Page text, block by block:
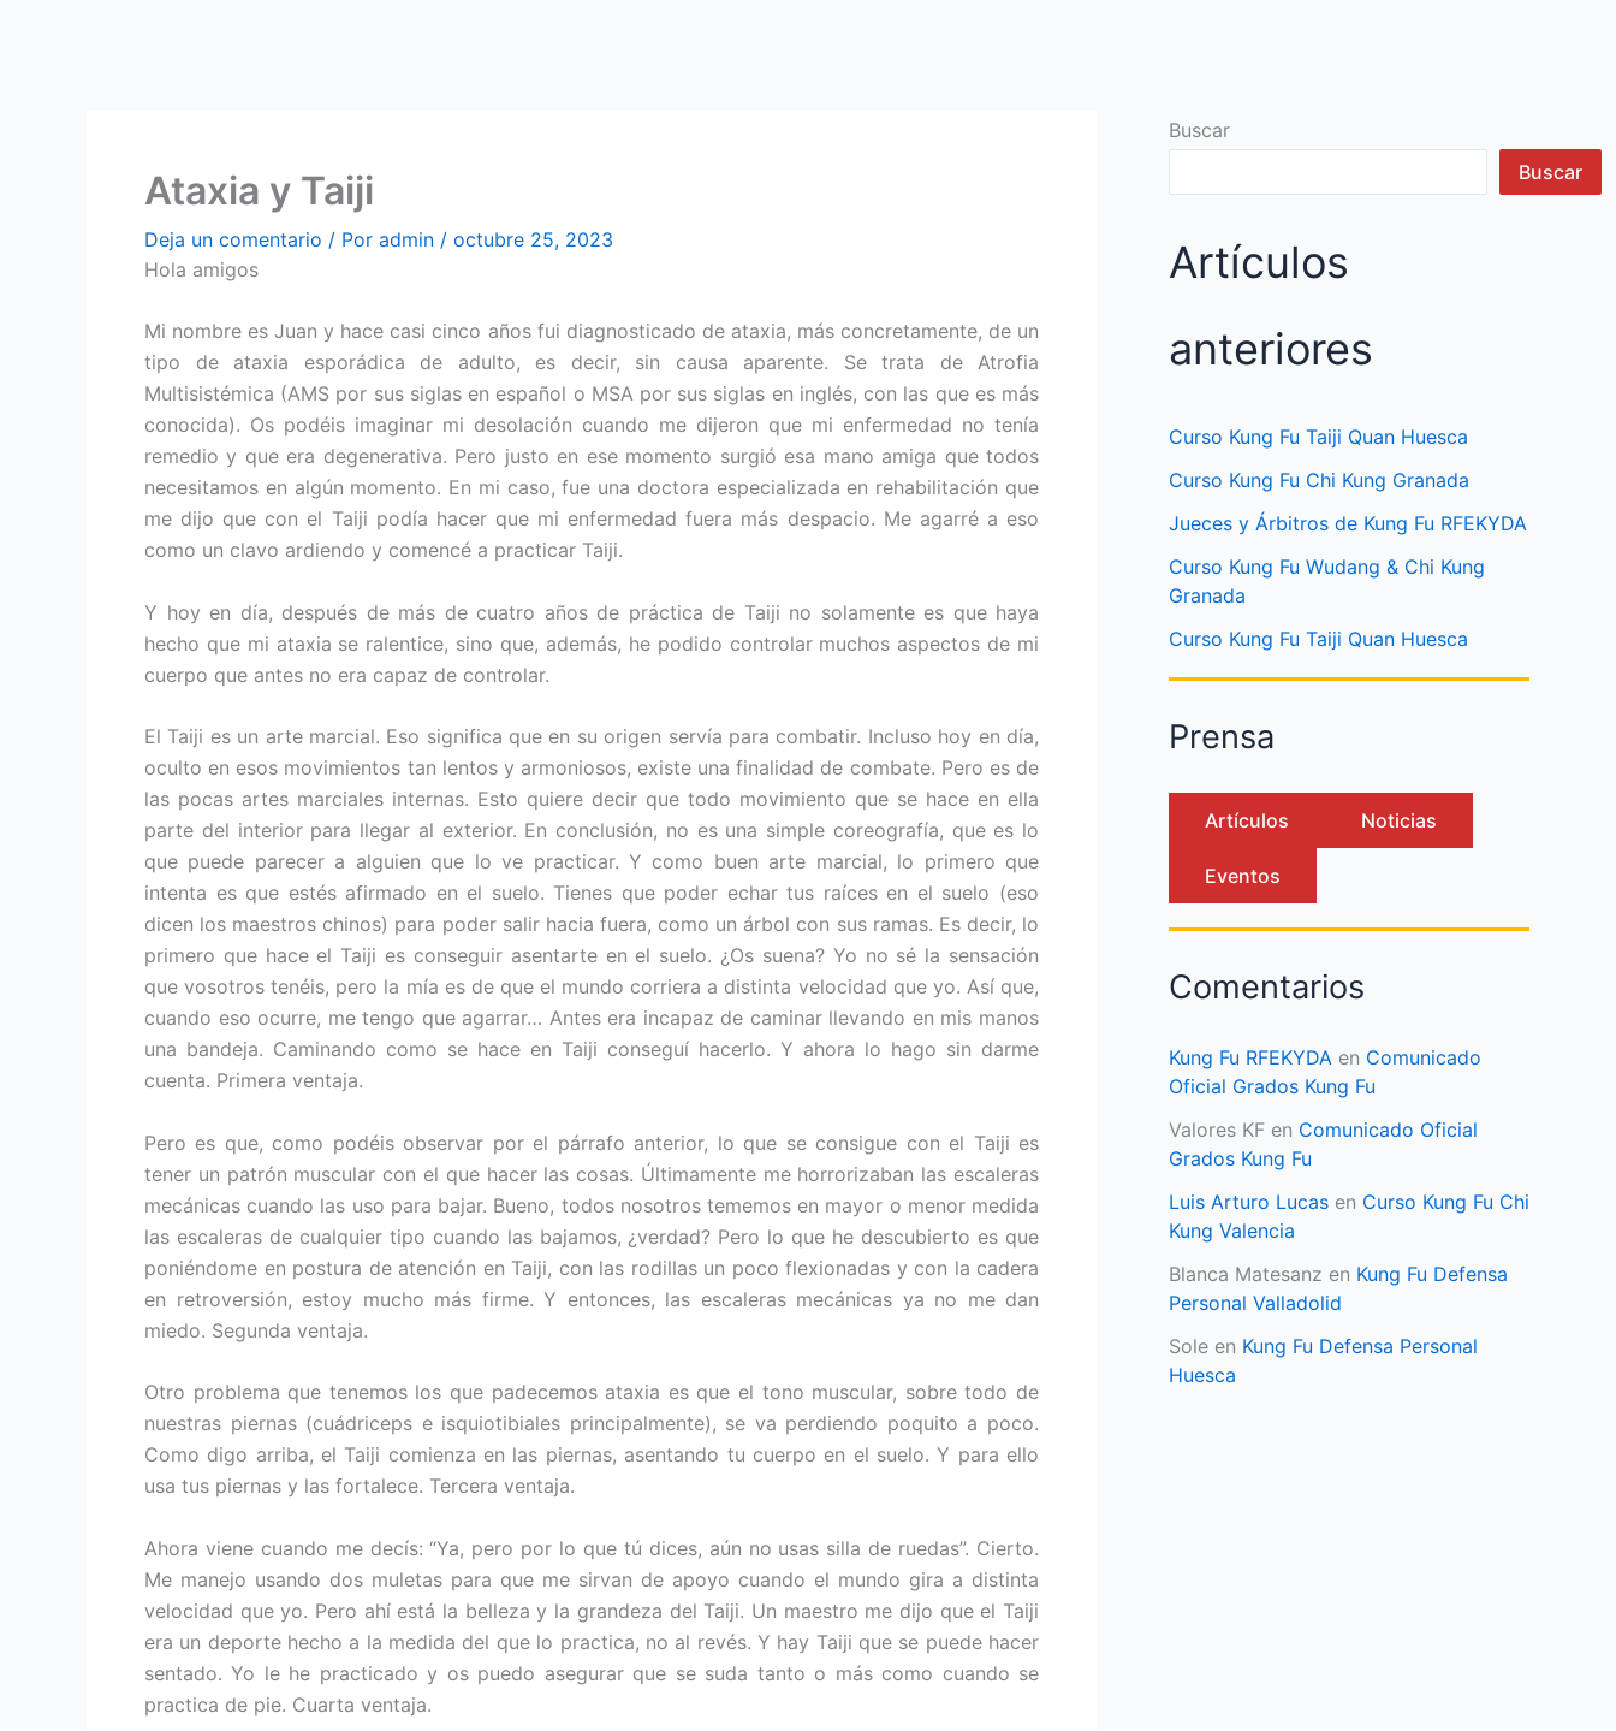
Ataxia y Taiji
Deja un comentario / Por admin / octubre 25, 2023
Hola amigos
Mi nombre es Juan y hace casi cinco años fui diagnosticado de ataxia, más concretamente, de un
tipo de ataxia esporádica de adulto, es decir, sin causa aparente. Se trata de Atrofia
Multisistémica (AMS por sus siglas en español o MSA por sus siglas en inglés, con las que es más
conocida). Os podéis imaginar mi desolación cuando me dijeron que mi enfermedad no tenía
remedio y que era degenerativa. Pero justo en ese momento surgió esa mano amiga que todos
necesitamos en algún momento. En mi caso, fue una doctora especializada en rehabilitación que
me dijo que con el Taiji podía hacer que mi enfermedad fuera más despacio. Me agarré a eso
como un clavo ardiendo y comencé a practicar Taiji.
Y hoy en día, después de más de cuatro años de práctica de Taiji no solamente es que haya
hecho que mi ataxia se ralentice, sino que, además, he podido controlar muchos aspectos de mi
cuerpo que antes no era capaz de controlar.
El Taiji es un arte marcial. Eso significa que en su origen servía para combatir. Incluso hoy en día,
oculto en esos movimientos tan lentos y armoniosos, existe una finalidad de combate. Pero es de
las pocas artes marciales internas. Esto quiere decir que todo movimiento que se hace en ella
parte del interior para llegar al exterior. En conclusión, no es una simple coreografía, que es lo
que puede parecer a alguien que lo ve practicar. Y como buen arte marcial, lo primero que
intenta es que estés afirmado en el suelo. Tienes que poder echar tus raíces en el suelo (eso
dicen los maestros chinos) para poder salir hacia fuera, como un árbol con sus ramas. Es decir, lo
primero que hace el Taiji es conseguir asentarte en el suelo. ¿Os suena? Yo no sé la sensación
que vosotros tenéis, pero la mía es de que el mundo corriera a distinta velocidad que yo. Así que,
cuando eso ocurre, me tengo que agarrar… Antes era incapaz de caminar llevando en mis manos
una bandeja. Caminando como se hace en Taiji conseguí hacerlo. Y ahora lo hago sin darme
cuenta. Primera ventaja.
Pero es que, como podéis observar por el párrafo anterior, lo que se consigue con el Taiji es
tener un patrón muscular con el que hacer las cosas. Últimamente me horrorizaban las escaleras
mecánicas cuando las uso para bajar. Bueno, todos nosotros tememos en mayor o menor medida
las escaleras de cualquier tipo cuando las bajamos, ¿verdad? Pero lo que he descubierto es que
poniéndome en postura de atención en Taiji, con las rodillas un poco flexionadas y con la cadera
en retroversión, estoy mucho más firme. Y entonces, las escaleras mecánicas ya no me dan
miedo. Segunda ventaja.
Otro problema que tenemos los que padecemos ataxia es que el tono muscular, sobre todo de
nuestras piernas (cuádriceps e isquiotibiales principalmente), se va perdiendo poquito a poco.
Como digo arriba, el Taiji comienza en las piernas, asentando tu cuerpo en el suelo. Y para ello
usa tus piernas y las fortalece. Tercera ventaja.
Ahora viene cuando me decís: “Ya, pero por lo que tú dices, aún no usas silla de ruedas”. Cierto.
Me manejo usando dos muletas para que me sirvan de apoyo cuando el mundo gira a distinta
velocidad que yo. Pero ahí está la belleza y la grandeza del Taiji. Un maestro me dijo que el Taiji
era un deporte hecho a la medida del que lo practica, no al revés. Y hay Taiji que se puede hacer
sentado. Yo le he practicado y os puedo asegurar que se suda tanto o más como cuando se
practica de pie. Cuarta ventaja.
Buscar
Buscar
Artículos
anteriores
Curso Kung Fu Taiji Quan Huesca
Curso Kung Fu Chi Kung Granada
Jueces y Árbitros de Kung Fu RFEKYDA
Curso Kung Fu Wudang & Chi Kung
Granada
Curso Kung Fu Taiji Quan Huesca
Prensa
Artículos Noticias
Eventos
Comentarios
Kung Fu RFEKYDA en Comunicado
Oficial Grados Kung Fu
Valores KF en Comunicado Oficial
Grados Kung Fu
Luis Arturo Lucas en Curso Kung Fu Chi
Kung Valencia
Blanca Matesanz en Kung Fu Defensa
Personal Valladolid
Sole en Kung Fu Defensa Personal
Huesca